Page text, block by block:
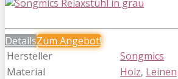
DetailsZum Angebot!
Hersteller
Songmics
Material
Holz, Leinen